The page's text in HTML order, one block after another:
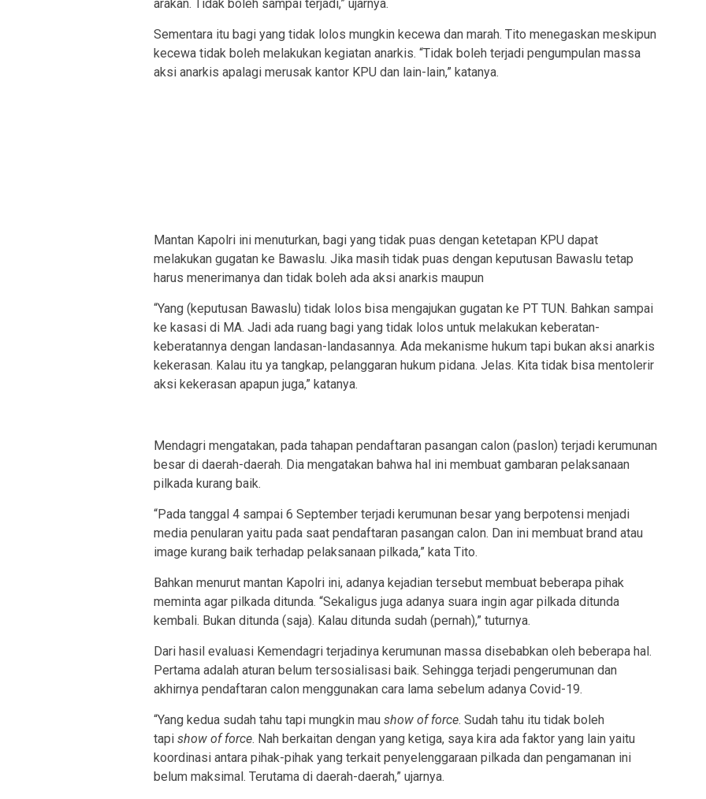
arakan. Tidak boleh sampai terjadi,” ujarnya.
Sementara itu bagi yang tidak lolos mungkin kecewa dan marah. Tito menegaskan meskipun
kecewa tidak boleh melakukan kegiatan anarkis. “Tidak boleh terjadi pengumpulan massa
aksi anarkis apalagi merusak kantor KPU dan lain-lain,” katanya.
Mantan Kapolri ini menuturkan, bagi yang tidak puas dengan ketetapan KPU dapat
melakukan gugatan ke Bawaslu. Jika masih tidak puas dengan keputusan Bawaslu tetap
harus menerimanya dan tidak boleh ada aksi anarkis maupun
“Yang (keputusan Bawaslu) tidak lolos bisa mengajukan gugatan ke PT TUN. Bahkan sampai
ke kasasi di MA. Jadi ada ruang bagi yang tidak lolos untuk melakukan keberatan-
keberatannya dengan landasan-landasannya. Ada mekanisme hukum tapi bukan aksi anarkis
kekerasan. Kalau itu ya tangkap, pelanggaran hukum pidana. Jelas. Kita tidak bisa mentolerir
aksi kekerasan apapun juga,” katanya.
Mendagri mengatakan, pada tahapan pendaftaran pasangan calon (paslon) terjadi kerumunan
besar di daerah-daerah. Dia mengatakan bahwa hal ini membuat gambaran pelaksanaan
pilkada kurang baik.
“Pada tanggal 4 sampai 6 September terjadi kerumunan besar yang berpotensi menjadi
media penularan yaitu pada saat pendaftaran pasangan calon. Dan ini membuat brand atau
image kurang baik terhadap pelaksanaan pilkada,” kata Tito.
Bahkan menurut mantan Kapolri ini, adanya kejadian tersebut membuat beberapa pihak
meminta agar pilkada ditunda. “Sekaligus juga adanya suara ingin agar pilkada ditunda
kembali. Bukan ditunda (saja). Kalau ditunda sudah (pernah),” tuturnya.
Dari hasil evaluasi Kemendagri terjadinya kerumunan massa disebabkan oleh beberapa hal.
Pertama adalah aturan belum tersosialisasi baik. Sehingga terjadi pengerumunan dan
akhirnya pendaftaran calon menggunakan cara lama sebelum adanya Covid-19.
“Yang kedua sudah tahu tapi mungkin mau show of force. Sudah tahu itu tidak boleh
tapi show of force. Nah berkaitan dengan yang ketiga, saya kira ada faktor yang lain yaitu
koordinasi antara pihak-pihak yang terkait penyelenggaraan pilkada dan pengamanan ini
belum maksimal. Terutama di daerah-daerah,” ujarnya.